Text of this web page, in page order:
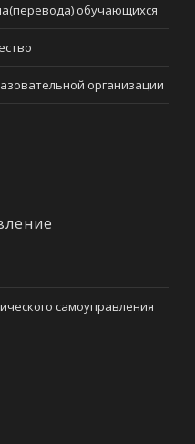
обучающихся
организации
самоуправления